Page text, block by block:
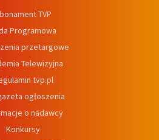
TVP
Programowa
przetargowe
Telewizyjna
tvp.pl
ogłoszenia
o nadawcy
Konkursy